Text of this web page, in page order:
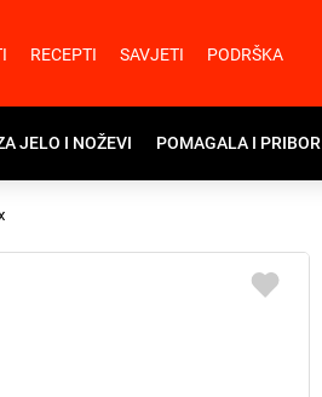
RECEPTI SAVJETI PODRŠKA
JELO I NOŽEVI POMAGALA I PRIBOR